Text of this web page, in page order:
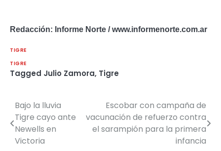
Redacción: Informe Norte / www.informenorte.com.ar
TIGRE
TIGRE
Tagged Julio Zamora, Tigre
Navegación
de
entradas
Bajo la lluvia
Tigre cayo ante
Newells en
Victoria
Escobar con campaña de
vacunación de refuerzo contra
el sarampión para la primera
infancia